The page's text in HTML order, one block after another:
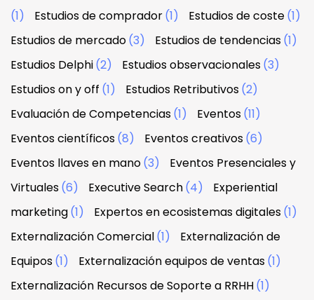
(1)
Estudios de comprador(1) Estudios de coste(1)
Estudios de mercado(3) Estudios de tendencias(1)
Estudios Delphi(2) Estudios observacionales(3)
Estudios on y off (1) Estudios Retributivos(2)
Evaluación de Competencias(1) Eventos(11)
Eventos científicos(8) Eventos creativos(6)
Eventos llaves en mano(3)
Eventos Presenciales y
Virtuales(6) Executive Search(4)
Experiential
marketing(1) Expertos en ecosistemas digitales(1)
Externalización Comercial(1)
Externalización de
Equipos(1) Externalización equipos de ventas(1)
Externalización Recursos de Soporte a RRHH(1)